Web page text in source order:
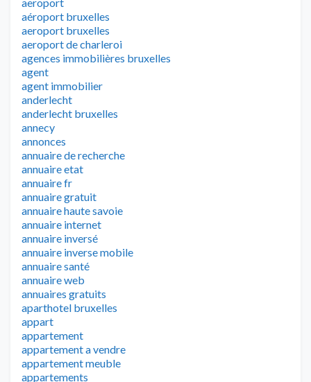
aéroport bruxelles
aeroport bruxelles
aeroport de charleroi
agences immobilières bruxelles
agent
agent immobilier
anderlecht
anderlecht bruxelles
annecy
annonces
annuaire de recherche
annuaire etat
annuaire fr
annuaire gratuit
annuaire haute savoie
annuaire internet
annuaire inversé
annuaire inverse mobile
annuaire santé
annuaire web
annuaires gratuits
aparthotel bruxelles
appart
appartement
appartement a vendre
appartement meuble
appartements